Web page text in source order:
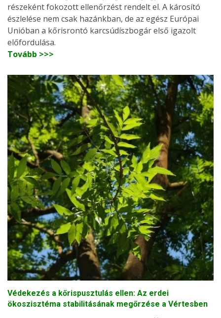
részeként fokozott ellenőrzést rendelt el. A károsító
észlelése nem csak hazánkban, de az egész Európai
Unióban a kőrisrontó karcsúdíszbogár első igazolt
előfordulása.
Tovább >>>
Védekezés a kőrispusztulás ellen: Az erdei
ökoszisztéma stabilitásának megőrzése a Vértesben